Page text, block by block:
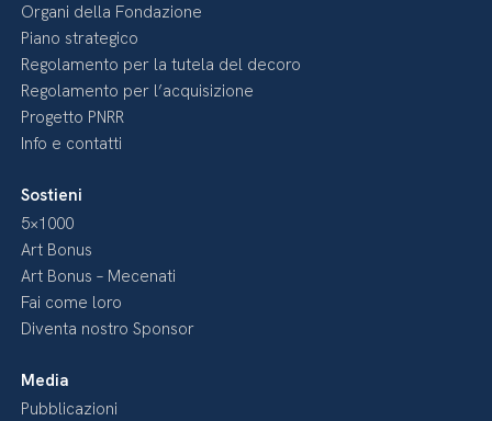
Organi della Fondazione
Piano strategico
Regolamento per la tutela del decoro
Regolamento per l’acquisizione
Progetto PNRR
Info e contatti
Sostieni
5×1000
Art Bonus
Art Bonus – Mecenati
Fai come loro
Diventa nostro Sponsor
Media
Pubblicazioni